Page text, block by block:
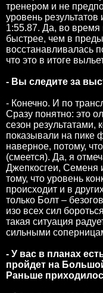
тренером и не
уровень
1:55.87. Да, во время
быстрее, чем в
восстанавливалась
что это в итоге
- Вы следите за
- Конечно. И по
Сразу понятно: это
сезон результатами,
показывали на пике
наверное, потому,
(смеется). Да, я
Джепкосгеи, Семеня
тому, что уровень
происходит и в
только Болт –
изо всех сил
такая ситуация
сильными
- У вас в планах
пройдет на
Раньше